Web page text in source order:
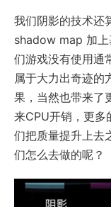
我们阴影的技术还
shadow map 加
们游戏没有使用通
属于大力出奇迹的
果，当然也带来了
来CPU开销，更
们把质量提升上去
们怎么去做的呢？